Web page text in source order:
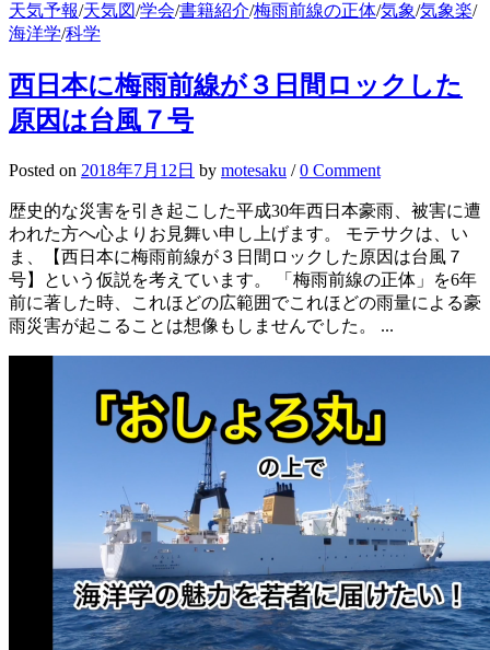
天気予報/天気図/学会/書籍紹介/梅雨前線の正体/気象/気象楽/
海洋学/科学
西日本に梅雨前線が３日間ロックした
原因は台風７号
Posted on 2018年7月12日 by motesaku /0 Comment
歴史的な災害を引き起こした平成30年西日本豪雨、被害に遭
われた方へ心よりお見舞い申し上げます。 モテサクは、い
ま、【西日本に梅雨前線が３日間ロックした原因は台風７
号】という仮説を考えています。 「梅雨前線の正体」を6年
前に著した時、これほどの広範囲でこれほどの雨量による豪
雨災害が起こることは想像もしませんでした。 ...